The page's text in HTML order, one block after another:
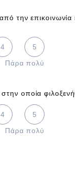
την
4
Πάρα πολύ
5
οποία
4
Πάρα πολύ
5